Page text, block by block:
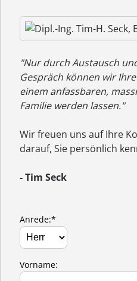
"Nur durch Austausch
Gespräch können wir
einem anfassbaren,
Familie werden lassen."
Wir freuen uns auf Ihre
darauf, Sie persönlich
- Tim Seck
Anrede:*
Vorname: